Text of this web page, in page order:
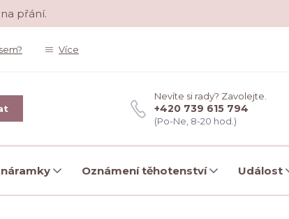
přání.
Více
Nevíte si rady? Zavolejte.
+420 739 615 794
(Po-Ne, 8-20 hod.)
Oznámení těhotenství Událost